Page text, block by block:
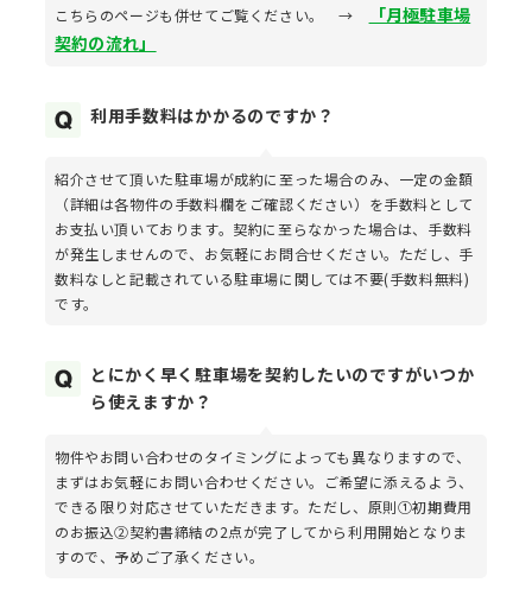
こちらのページも併せてご覧ください。 →
「月極駐車場
契約の流れ」
利用手数料はかかるのですか？
紹介させて頂いた駐車場が成約に至った場合のみ、一定の金額
（詳細は各物件の手数料欄をご確認ください）を手数料として
お支払い頂いております。契約に至らなかった場合は、手数料
が発生しませんので、お気軽にお問合せください。ただし、手
数料なしと記載されている駐車場に関しては不要(手数料無料)
です。
とにかく早く駐車場を契約したいのですがいつか
ら使えますか？
物件やお問い合わせのタイミングによっても異なりますので、
まずはお気軽にお問い合わせください。ご希望に添えるよう、
できる限り対応させていただきます。ただし、原則①初期費用
のお振込②契約書締結の2点が完了してから利用開始となりま
すので、予めご了承ください。